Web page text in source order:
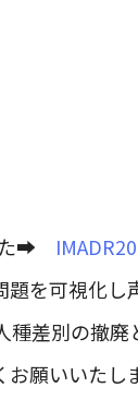
た➡
題を可視化し
種差別の撤廃
願いいたし